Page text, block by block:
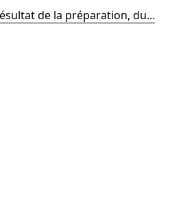
de la préparation, du...